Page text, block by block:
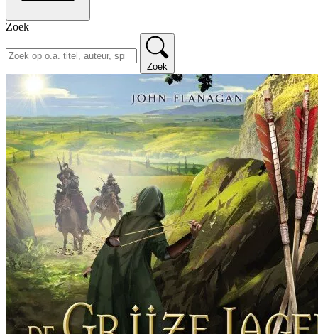
Zoek
Zoek